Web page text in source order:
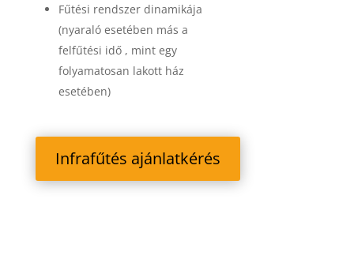
Fűtési rendszer dinamikája
(nyaraló esetében más a
felfűtési idő , mint egy
folyamatosan lakott ház
esetében)
Infrafűtés ajánlatkérés